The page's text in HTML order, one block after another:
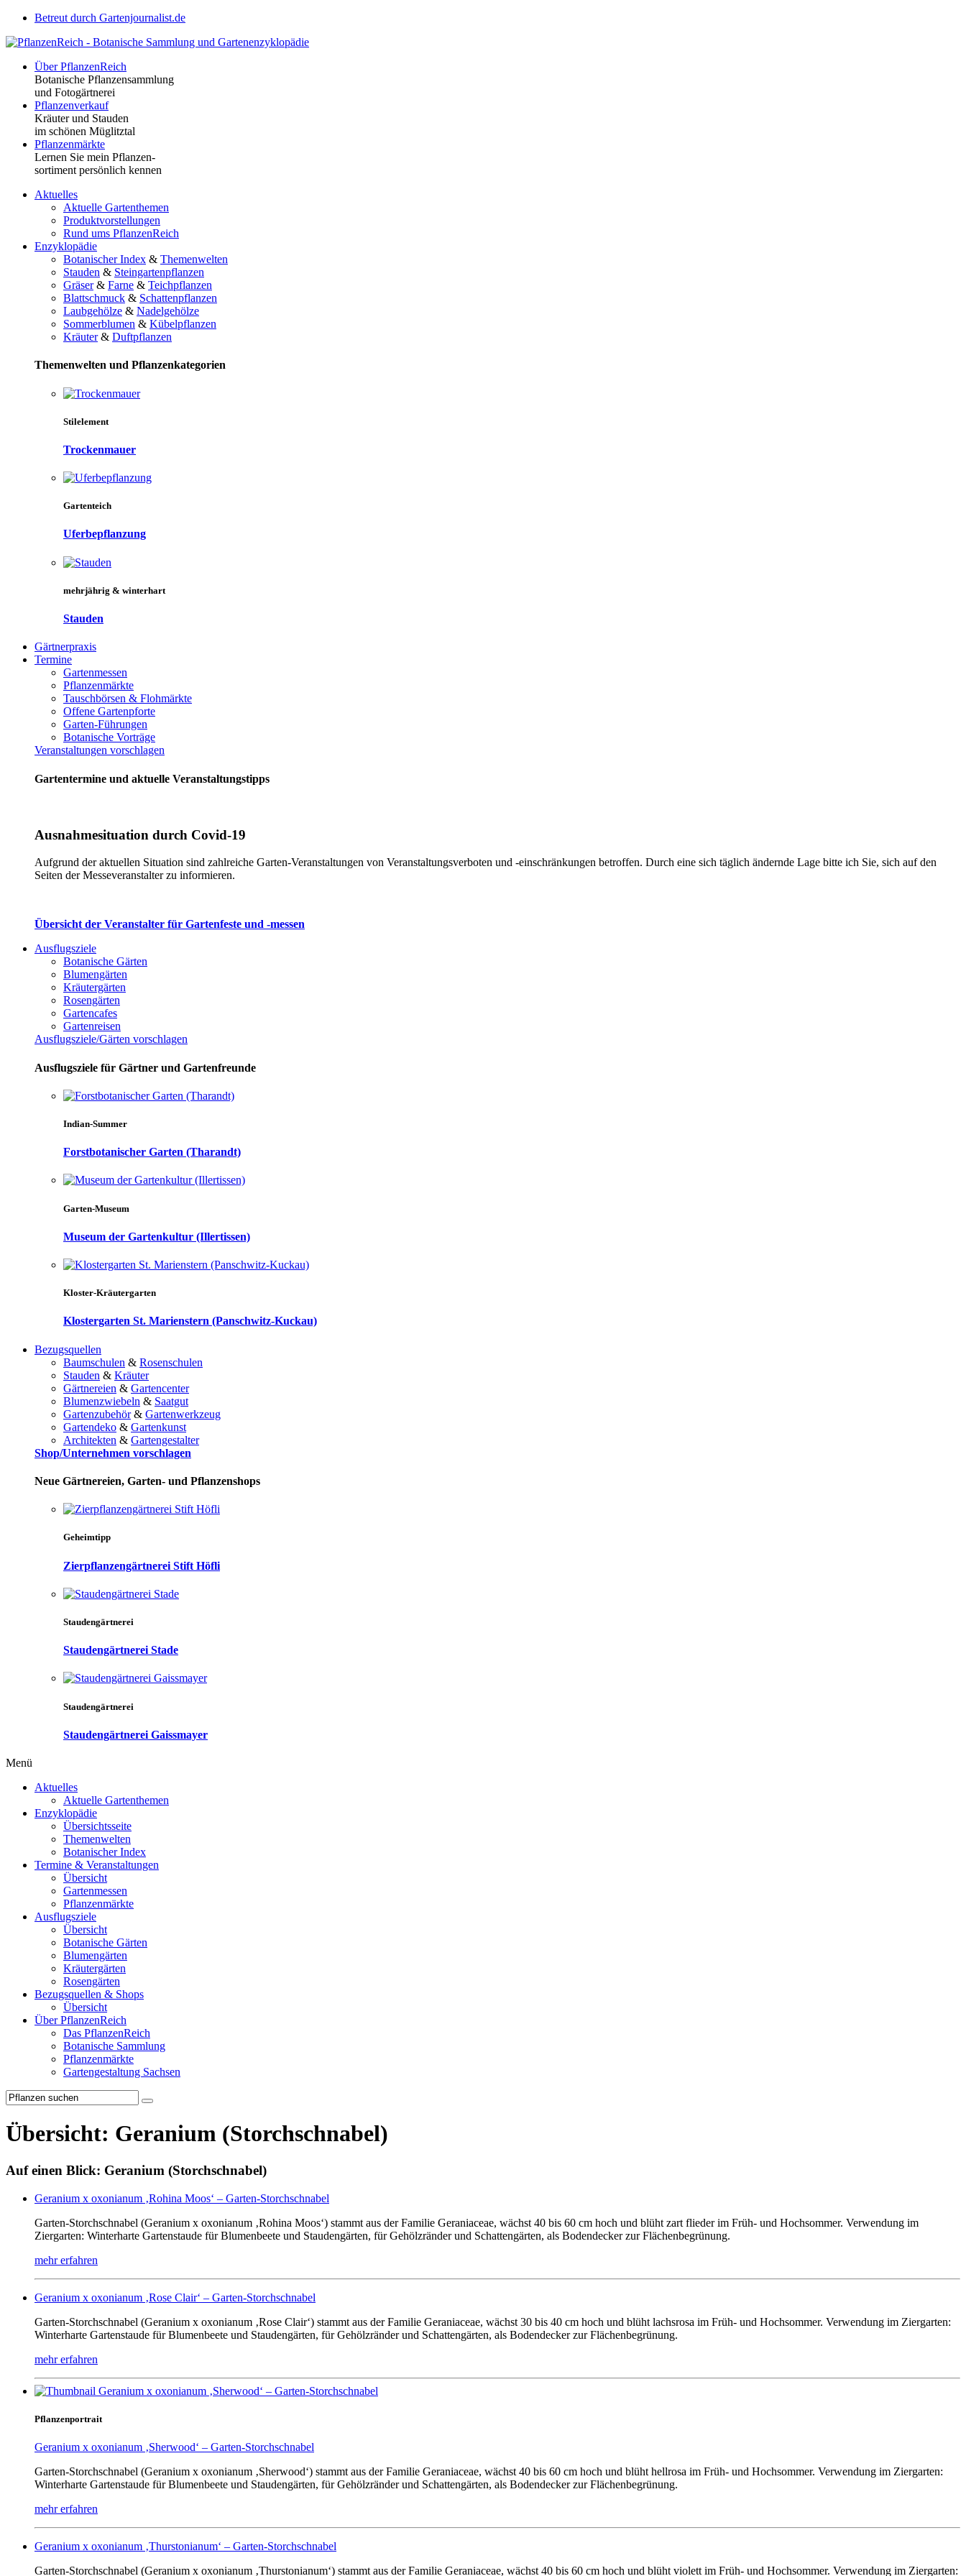
Betreut durch Gartenjournalist.de
Über PflanzenReich
Botanische Pflanzensammlung
und Fotogärtnerei
Pflanzenverkauf
Kräuter und Stauden
im schönen Müglitztal
Pflanzenmärkte
Lernen Sie mein Pflanzen-
sortiment persönlich kennen
Aktuelles
Aktuelle Gartenthemen
Produktvorstellungen
Rund ums PflanzenReich
Enzyklopädie
Botanischer Index & Themenwelten
Stauden & Steingartenpflanzen
Gräser& Farne & Teichpflanzen
Blattschmuck & Schattenpflanzen
Laubgehölze & Nadelgehölze
Sommerblumen & Kübelpflanzen
Kräuter& Duftpflanzen
Themenwelten und Pflanzenkategorien
Stilelement
Trockenmauer
Gartenteich
Uferbepflanzung
mehrjährig & winterhart
Stauden
Gärtnerpraxis
Termine
Gartenmessen
Pflanzenmärkte
Tauschbörsen & Flohmärkte
Offene Gartenpforte
Garten-Führungen
Botanische Vorträge
Veranstaltungen vorschlagen
Gartentermine und aktuelle Veranstaltungstipps
Ausnahmesituation durch Covid-19
Aufgrund der aktuellen Situation sind zahlreiche Garten-Veranstaltungen von Veranstaltungsverboten und -einschränkungen betroffen. Durch eine sich täglich ändernde Lage bitte ich Sie, sich auf den
Seiten der Messeveranstalter zu informieren.
Übersicht der Veranstalter für Gartenfeste und -messen
Ausflugsziele
Botanische Gärten
Blumengärten
Kräutergärten
Rosengärten
Gartencafes
Gartenreisen
Ausflugsziele/Gärten vorschlagen
Ausflugsziele für Gärtner und Gartenfreunde
Indian-Summer
Forstbotanischer Garten (Tharandt)
Garten-Museum
Museum der Gartenkultur (Illertissen)
Kloster-Kräutergarten
Klostergarten St. Marienstern (Panschwitz-Kuckau)
Bezugsquellen
Baumschulen & Rosenschulen
Stauden & Kräuter
Gärtnereien & Gartencenter
Blumenzwiebeln & Saatgut
Gartenzubehör& Gartenwerkzeug
Gartendeko & Gartenkunst
Architekten & Gartengestalter
Shop/Unternehmen vorschlagen
Neue Gärtnereien, Garten- und Pflanzenshops
Geheimtipp
Zierpflanzengärtnerei Stift Höfli
Staudengärtnerei
Staudengärtnerei Stade
Staudengärtnerei
Staudengärtnerei Gaissmayer
Menü
Aktuelles
Aktuelle Gartenthemen
Enzyklopädie
Übersichtsseite
Themenwelten
Botanischer Index
Termine & Veranstaltungen
Übersicht
Gartenmessen
Pflanzenmärkte
Ausflugsziele
Übersicht
Botanische Gärten
Blumengärten
Kräutergärten
Rosengärten
Bezugsquellen & Shops
Übersicht
Über PflanzenReich
Das PflanzenReich
Botanische Sammlung
Pflanzenmärkte
Gartengestaltung Sachsen
Übersicht: Geranium (Storchschnabel)
Auf einen Blick: Geranium (Storchschnabel)
Geranium x oxonianum ‚Rohina Moos‘ – Garten-Storchschnabel
Garten-Storchschnabel (Geranium x oxonianum ‚Rohina Moos‘) stammt aus der Familie Geraniaceae, wächst 40 bis 60 cm hoch und blüht zart flieder im Früh- und Hochsommer. Verwendung im
Ziergarten: Winterharte Gartenstaude für Blumenbeete und Staudengärten, für Gehölzränder und Schattengärten, als Bodendecker zur Flächenbegrünung.
mehr erfahren
Geranium x oxonianum ‚Rose Clair‘ – Garten-Storchschnabel
Garten-Storchschnabel (Geranium x oxonianum ‚Rose Clair‘) stammt aus der Familie Geraniaceae, wächst 30 bis 40 cm hoch und blüht lachsrosa im Früh- und Hochsommer. Verwendung im Ziergarten:
Winterharte Gartenstaude für Blumenbeete und Staudengärten, für Gehölzränder und Schattengärten, als Bodendecker zur Flächenbegrünung.
mehr erfahren
Pflanzenportrait
Geranium x oxonianum ‚Sherwood‘ – Garten-Storchschnabel
Garten-Storchschnabel (Geranium x oxonianum ‚Sherwood‘) stammt aus der Familie Geraniaceae, wächst 40 bis 60 cm hoch und blüht hellrosa im Früh- und Hochsommer. Verwendung im Ziergarten:
Winterharte Gartenstaude für Blumenbeete und Staudengärten, für Gehölzränder und Schattengärten, als Bodendecker zur Flächenbegrünung.
mehr erfahren
Geranium x oxonianum ‚Thurstonianum‘ – Garten-Storchschnabel
Garten-Storchschnabel (Geranium x oxonianum ‚Thurstonianum‘) stammt aus der Familie Geraniaceae, wächst 40 bis 60 cm hoch und blüht violett im Früh- und Hochsommer. Verwendung im Ziergarten: